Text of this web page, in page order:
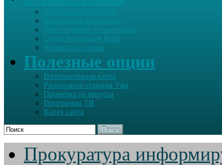
Банковские реквизиты
Предприятия, организации
Стела Ветеранам ВОВ
Немного истории
Полезные опции
Интерактивная карта
Расписание станция Уфа
Проверка на вирусы
Программа ТВ
Карта сайта
Поиск
Прокуратура